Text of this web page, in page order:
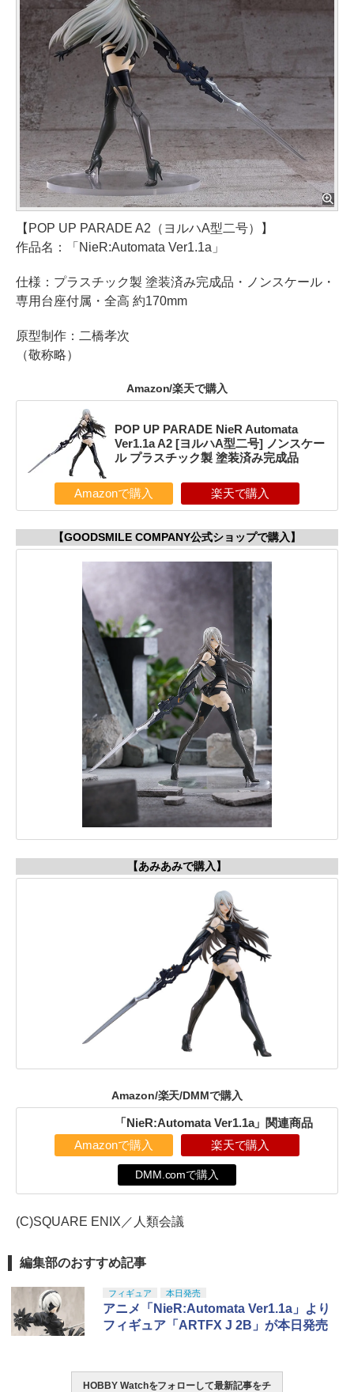
【POP UP PARADE A2（ヨルハA型二号）】
作品名：「NieR:Automata Ver1.1a」
仕様：プラスチック製 塗装済み完成品・ノンスケール・
専用台座付属・全高 約170mm
原型制作：二橋孝次
（敬称略）
Amazon/楽天で購入
POP UP PARADE NieR Automata
Ver1.1a A2 [ヨルハA型二号] ノンスケー
ル プラスチック製 塗装済み完成品
Amazonで購入 楽天で購入
【GOODSMILE COMPANY公式ショップで購入】
【あみあみで購入】
Amazon/楽天/DMMで購入
「NieR:Automata Ver1.1a」関連商品
Amazonで購入 楽天で購入
DMM.comで購入
(C)SQUARE ENIX／人類会議
編集部のおすすめ記事
フィギュア 本日発売
アニメ「NieR:Automata Ver1.1a」より
フィギュア「ARTFX J 2B」が本日発売
HOBBY Watchをフォローして最新記事をチ